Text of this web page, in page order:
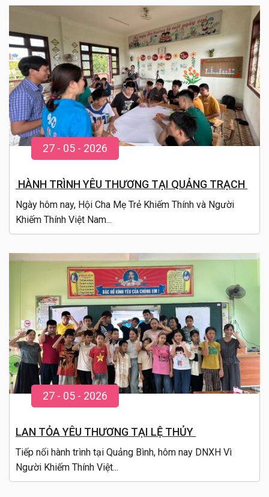
27 - 05 - 2026
HÀNH TRÌNH YÊU THƯƠNG TẠI QUẢNG TRẠCH
Ngày hôm nay, Hội Cha Mẹ Trẻ Khiếm Thính và Người
Khiếm Thính Việt Nam...
27 - 05 - 2026
LAN TỎA YÊU THƯƠNG TẠI LỆ THỦY
Tiếp nối hành trình tại Quảng Bình, hôm nay DNXH Vì
Người Khiếm Thính Việt...